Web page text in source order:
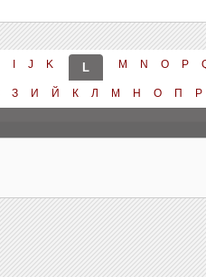
J K L M N O P
З И Й К Л М Н О П Р